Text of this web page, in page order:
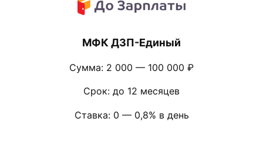
МФК ДЗП-Единый
Сумма: 2 000 — 100 000 ₽
Срок: до 12 месяцев
Ставка: 0 — 0,8% в день